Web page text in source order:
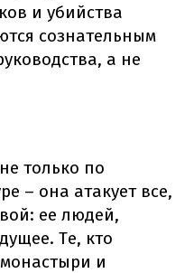
и убийства
сознательным
а не
только по
– она атакует все,
ее людей,
Те, кто
и